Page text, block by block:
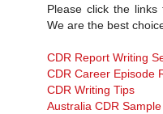
Please click the
We are the best
CDR Report Writing
CDR Career Episode
CDR Writing Tips
Australia CDR